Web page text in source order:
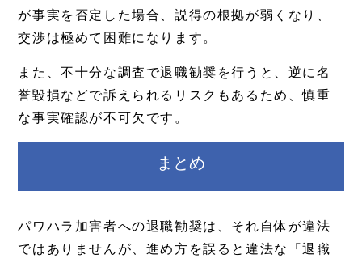
が事実を否定した場合、説得の根拠が弱くなり、
交渉は極めて困難になります。
また、不十分な調査で退職勧奨を行うと、逆に名
誉毀損などで訴えられるリスクもあるため、慎重
な事実確認が不可欠です。
まとめ
パワハラ加害者への退職勧奨は、それ自体が違法
ではありませんが、進め方を誤ると違法な「退職